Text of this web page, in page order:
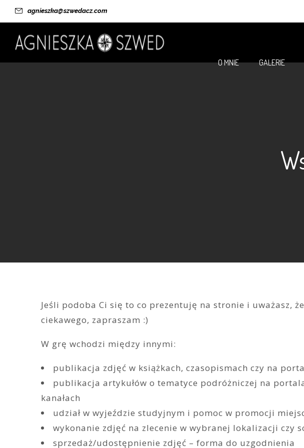
agnieszka@szwedacz.com
O MNIE GALERIE
Jeśli podoba Ci się to co prezentuję na stronie i uważasz,
ciekawego, zapraszam :)
W grę wchodzi między innymi:
publikacja zdjęć w książkach, czasopismach czy na
publikacja artykułów o tematyce podróżniczej na
kanałach
udział w wyjeździe studyjnym i pomoc w promocji
wykonanie zdjęć na zlecenie w wybranej lokalizacji czy
sprzedaż/udostępnienie zdjęć – forma do uzgodnienia